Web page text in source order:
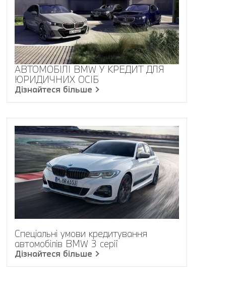
АВТОМОБІЛІ BMW У КРЕДИТ ДЛЯ
ЮРИДИЧНИХ ОСІБ
Дізнайтеся більше
Спеціальні умови кредитування
автомобілів BMW 3 серії
Дізнайтеся більше